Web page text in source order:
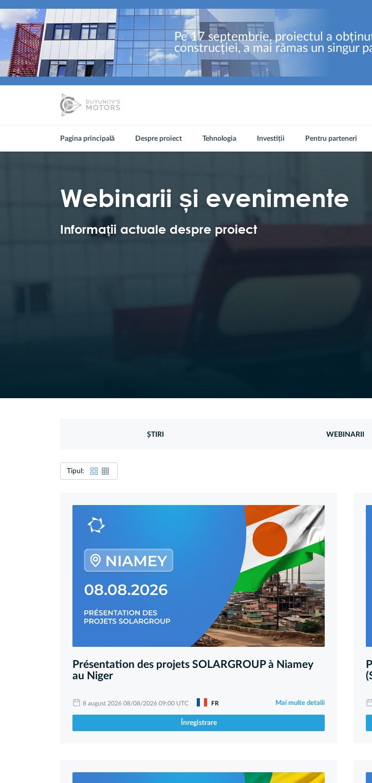
Pe 17 septembrie, proiectul a
construcției, a mai rămas un singur
Pagina principală Despre proiect Tehnologia Investiții Pentru parteneri
Webinarii și evenimente
Informații actuale despre proiect
ȘTIRI WEBINARII
Tipul:
Présentation des projets SOLARGROUP à Niamey
au Niger
8 august 2026 08/08/2026 09:00 UTC FR Mai multe detalii
Înregistrare